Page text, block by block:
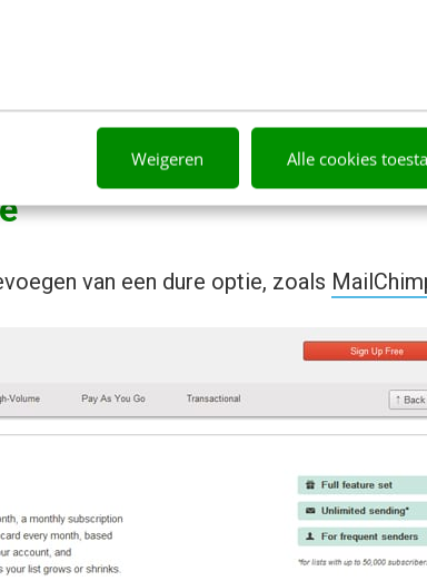
Weigeren Alle cookies
broertje’ is om de duurdere
krijgt het idee dat hij meer waar voor
voor dezelfde prijs.
van een dure optie, zoals